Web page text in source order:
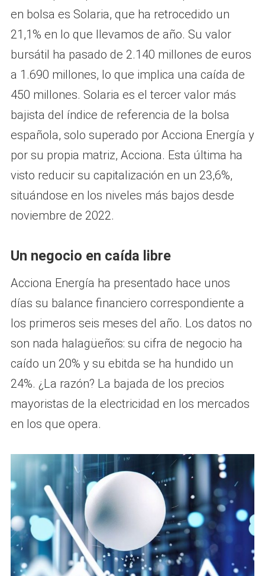
en bolsa es Solaria, que ha retrocedido un
21,1% en lo que llevamos de año. Su valor
bursátil ha pasado de 2.140 millones de euros
a 1.690 millones, lo que implica una caída de
450 millones. Solaria es el tercer valor más
bajista del índice de referencia de la bolsa
española, solo superado por Acciona Energía y
por su propia matriz, Acciona. Esta última ha
visto reducir su capitalización en un 23,6%,
situándose en los niveles más bajos desde
noviembre de 2022.
Un negocio en caída libre
Acciona Energía ha presentado hace unos
días su balance financiero correspondiente a
los primeros seis meses del año. Los datos no
son nada halagüeños: su cifra de negocio ha
caído un 20% y su ebitda se ha hundido un
24%. ¿La razón? La bajada de los precios
mayoristas de la electricidad en los mercados
en los que opera.